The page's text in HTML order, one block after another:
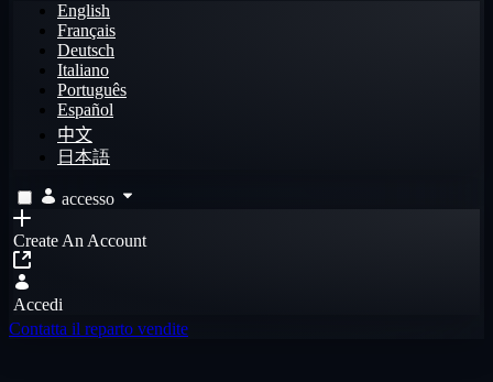
English
Français
Deutsch
Italiano
Português
Español
中文
日本語
accesso
Create An Account
Accedi
Contatta il reparto vendite